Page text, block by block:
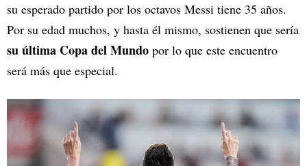
su esperado partido por los octavos Messi tiene 35 años.
Por su edad muchos, y hasta él mismo, sostienen que sería
su última Copa del Mundo por lo que este encuentro
será más que especial.